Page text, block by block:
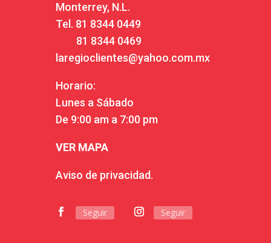
Monterrey, N.L.
Tel. 81 8344 0449
81 8344 0469
laregioclientes@yahoo.com.mx
Horario:
Lunes a Sábado
De 9:00 am a 7:00 pm
VER MAPA
Aviso de privacidad.
Seguir Seguir